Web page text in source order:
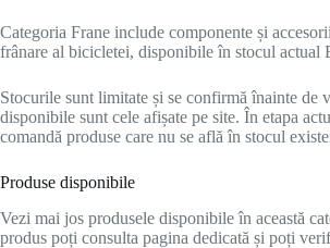
Categoria Frane include componente și
frânare al bicicletei, disponibile în stocul actual
Stocurile sunt limitate și se confirmă înainte de
disponibile sunt cele afișate pe site. În etapa
comandă produse care nu se află în stocul
Produse disponibile
Vezi mai jos produsele disponibile în această
produs poți consulta pagina dedicată și poți